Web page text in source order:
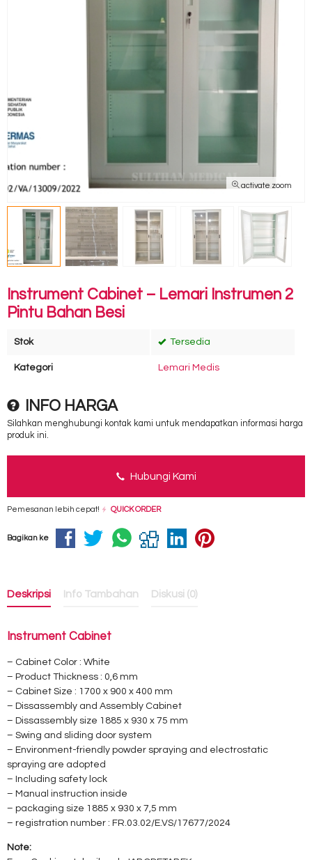
activate zoom
Instrument Cabinet – Lemari Instrumen 2
Pintu Bahan Besi
Stok Tersedia
Kategori Lemari Medis
INFO HARGA
Silahkan menghubungi kontak kami untuk mendapatkan informasi harga
produk ini.
Hubungi Kami
Pemesanan lebih cepat! QUICK ORDER
Bagikan ke
Deskripsi Info Tambahan Diskusi (0)
Instrument Cabinet
– Cabinet Color : White
– Product Thickness : 0,6 mm
– Cabinet Size : 1700 x 900 x 400 mm
– Dissassembly and Assembly Cabinet
– Dissassembly size 1885 x 930 x 75 mm
– Swing and sliding door system
– Environment-friendly powder spraying and electrostatic
spraying are adopted
– Including safety lock
– Manual instruction inside
– packaging size 1885 x 930 x 7,5 mm
– registration number : FR.03.02/E.VS/17677/2024
Note: